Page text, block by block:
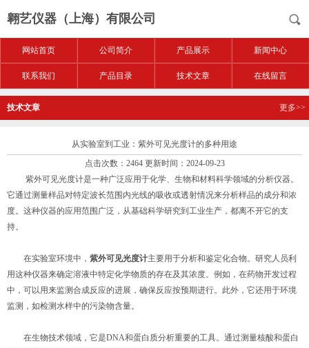
翱艺仪器（上海）有限公司
网站首页 公司简介 产品展示 新闻中心
联系我们 产品目录 技术文章 在线留言
技术文章 更多>>
从实验室到工业：紫外可见光度计的多种用途
点击次数：2464 更新时间：2024-09-23
紫外可见光度计是一种广泛应用于化学、生物和材料科学领域的分析仪器。
它通过测量样品对特定波长范围内光线的吸收或透射情况来分析样品的成分和浓
度。这种仪器的应用范围广泛，从基础科学研究到工业生产，都离不开它的支
持。
在实验室环境中， 紫外可见光度计主要用于分析和鉴定化合物。研究人员利
用这种仪器来确定溶液中特定化学物质的存在及其浓度。例如，在药物开发过程
中，可以用来监测合成反应的进展，确保反应按预期进行。此外，它还用于环境
监测，如检测水样中的污染物含量。
在生物技术领域，它是DNA和蛋白质分析重要的工具。通过测量核酸和蛋白